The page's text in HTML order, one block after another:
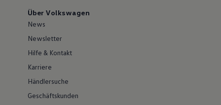
Über Volkswagen
News
Newsletter
Hilfe & Kontakt
Karriere
Händlersuche
Geschäftskunden